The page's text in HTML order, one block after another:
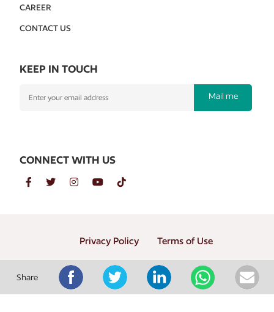
Share
CAREER
CONTACT US
KEEP IN TOUCH
Mail me
CONNECT WITH US
Copyright © 2026 PT. Gramedia Penerbit Buku Utama
Privacy Policy Terms of Use